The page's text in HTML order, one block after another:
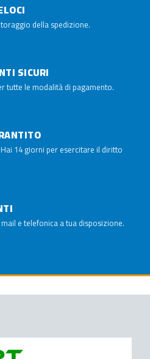
della spedizione.
SICURI
tutte le modalità di pagamento.
14 giorni per esercitare il diritto
e telefonica a tua disposizione.